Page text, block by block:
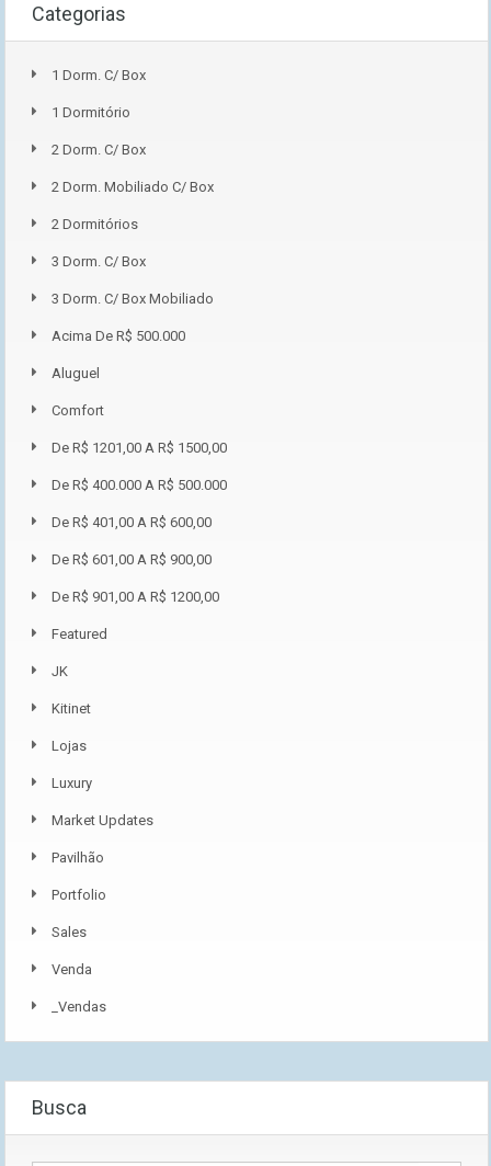
Categorias
1 Dorm. C/ Box
1 Dormitório
2 Dorm. C/ Box
2 Dorm. Mobiliado C/ Box
2 Dormitórios
3 Dorm. C/ Box
3 Dorm. C/ Box Mobiliado
Acima De R$ 500.000
Aluguel
Comfort
De R$ 1201,00 A R$ 1500,00
De R$ 400.000 A R$ 500.000
De R$ 401,00 A R$ 600,00
De R$ 601,00 A R$ 900,00
De R$ 901,00 A R$ 1200,00
Featured
JK
Kitinet
Lojas
Luxury
Market Updates
Pavilhão
Portfolio
Sales
Venda
_Vendas
Busca